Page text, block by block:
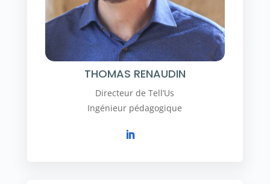
THOMAS RENAUDIN
Directeur de Tell’Us
Ingénieur pédagogique